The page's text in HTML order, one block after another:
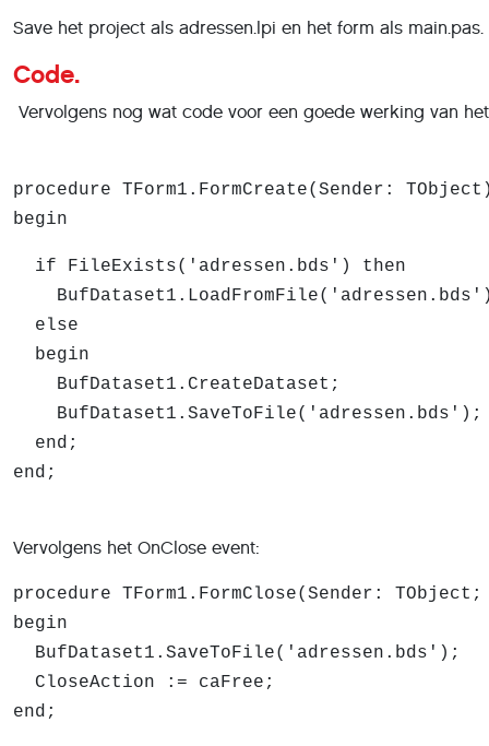
Save het project als adressen.lpi en het form als main.pas.
Code.
Vervolgens nog wat code voor een goede werking van
procedure TForm1.FormCreate(Sender:
begin
if FileExists('adressen.bds') then
else
begin
BufDataset1.CreateDataset;
BufDataset1.SaveToFile('adressen.bds');
end;
end;
Vervolgens het OnClose event:
procedure TForm1.FormClose(Sender:
begin
BufDataset1.SaveToFile('adressen.bds');
CloseAction := caFree;
end;